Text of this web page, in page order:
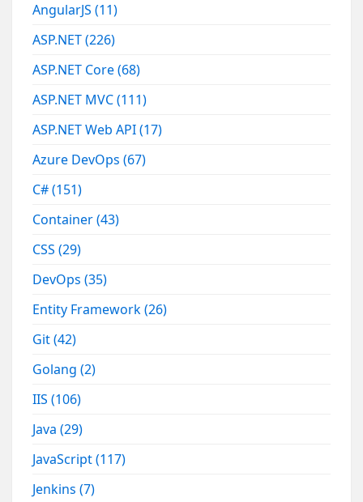
AngularJS(11)
ASP.NET(226)
ASP.NET Core(68)
ASP.NET MVC(111)
ASP.NET Web API(17)
Azure DevOps(67)
C#(151)
Container(43)
CSS(29)
DevOps(35)
Entity Framework(26)
Git(42)
Golang(2)
IIS(106)
Java(29)
JavaScript(117)
Jenkins(7)